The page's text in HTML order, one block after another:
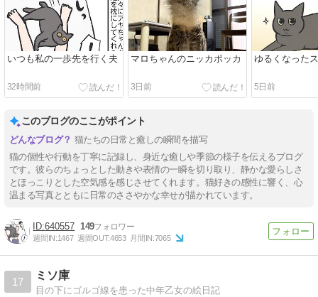
いつも私の一歩先を行く夫
32時間前
マロちゃんのニッカポッカ
3日前
ゆるくなった
5日前
このブログのここがポイント
猫たちの日常と癒しの瞬間を描写
猫の個性や行動を丁寧に記録し、身近な癒しや季節の様子を伝えるブログ
です。彼らのちょっとした動きや表情の一瞬を切り取り、静かな愛らしさ
とほっこりとした空気感を感じさせてくれます。猫好きの感性に響く、心
温まる写真とともに日常のささやかな幸せが描かれています。
640557 149
週間IN:1467 週間OUT:4653 月間IN:7065
17
ミソ庫
目の下にゴルゴ線を患った中年乙女の絵日記